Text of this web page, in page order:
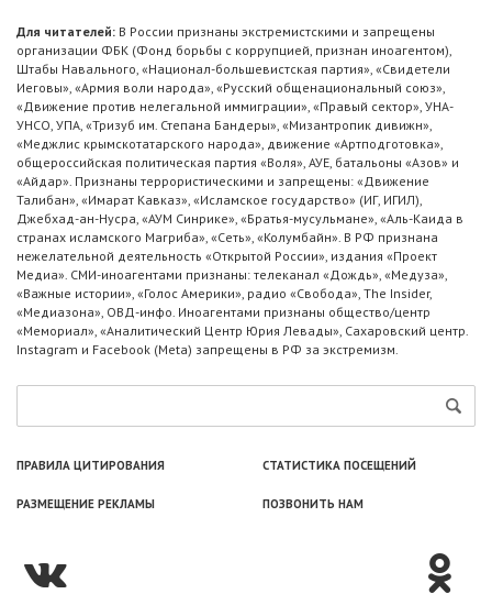
Для читателей: В России признаны экстремистскими и запрещены
организации ФБК (Фонд борьбы с коррупцией, признан иноагентом),
Штабы Навального, «Национал-большевистская партия», «Свидетели
Иеговы», «Армия воли народа», «Русский общенациональный союз»,
«Движение против нелегальной иммиграции», «Правый сектор», УНА-
УНСО, УПА, «Тризуб им. Степана Бандеры», «Мизантропик дивижн»,
«Меджлис крымскотатарского народа», движение «Артподготовка»,
общероссийская политическая партия «Воля», АУЕ, батальоны «Азов» и
«Айдар». Признаны террористическими и запрещены: «Движение
Талибан», «Имарат Кавказ», «Исламское государство» (ИГ, ИГИЛ),
Джебхад-ан-Нусра, «АУМ Синрике», «Братья-мусульмане», «Аль-Каида в
странах исламского Магриба», «Сеть», «Колумбайн». В РФ признана
нежелательной деятельность «Открытой России», издания «Проект
Медиа». СМИ-иноагентами признаны: телеканал «Дождь», «Медуза»,
«Важные истории», «Голос Америки», радио «Свобода», The Insider,
«Медиазона», ОВД-инфо. Иноагентами признаны общество/центр
«Мемориал», «Аналитический Центр Юрия Левады», Сахаровский центр.
Instagram и Facebook (Metа) запрещены в РФ за экстремизм.
ПРАВИЛА ЦИТИРОВАНИЯ СТАТИСТИКА ПОСЕЩЕНИЙ
РАЗМЕЩЕНИЕ РЕКЛАМЫ ПОЗВОНИТЬ НАМ